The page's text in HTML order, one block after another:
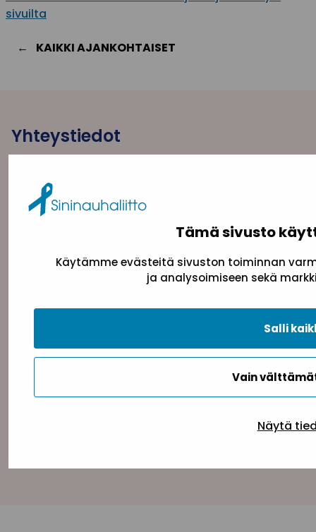
Tämä sivusto
Käytämme evästeitä sivuston toiminnan
ja analysoimiseen sekä
Vain
Salli
Näytä
sivuilta
KAIKKI AJANKOHTAISET
Yhteystiedot
toimisto@sininauha.fi
Tietosuojaseloste Evästeseloste